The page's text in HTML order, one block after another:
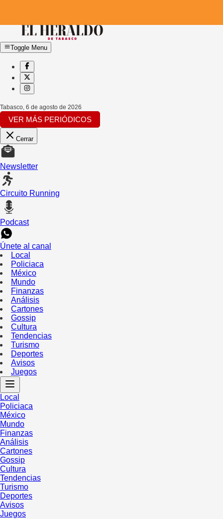
Toggle Menu
Tabasco, 6 de agosto de 2026
VER MÁS PERIÓDICOS
Cerrar
Newsletter
Circuito Running
Podcast
Únete al canal
Local
Policiaca
México
Mundo
Finanzas
Análisis
Cartones
Gossip
Cultura
Tendencias
Turismo
Deportes
Avisos
Juegos
Local
Policiaca
México
Mundo
Finanzas
Análisis
Cartones
Gossip
Cultura
Tendencias
Turismo
Deportes
Avisos
Juegos